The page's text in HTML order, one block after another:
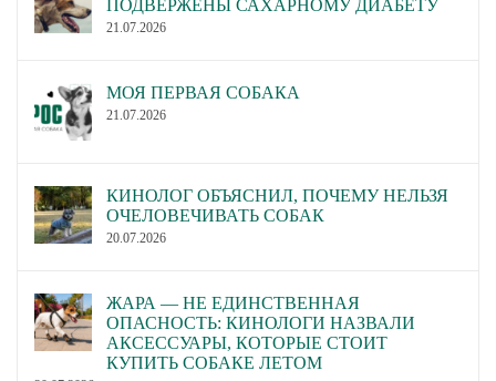
ПОДВЕРЖЕНЫ САХАРНОМУ ДИАБЕТУ
21.07.2026
МОЯ ПЕРВАЯ СОБАКА
21.07.2026
КИНОЛОГ ОБЪЯСНИЛ, ПОЧЕМУ НЕЛЬЗЯ
ОЧЕЛОВЕЧИВАТЬ СОБАК
20.07.2026
ЖАРА — НЕ ЕДИНСТВЕННАЯ
ОПАСНОСТЬ: КИНОЛОГИ НАЗВАЛИ
АКСЕССУАРЫ, КОТОРЫЕ СТОИТ
КУПИТЬ СОБАКЕ ЛЕТОМ